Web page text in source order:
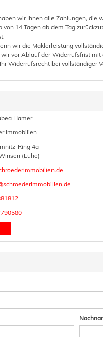
wir Ihnen alle Zahlungen, die
14 Tagen ab dem Tag
wir die Maklerleistung
vor Ablauf der Widerrufsfrist mit
Widerrufsrecht bei vollständiger
Hamer
Immobilien
Ring 4a
(Luhe)